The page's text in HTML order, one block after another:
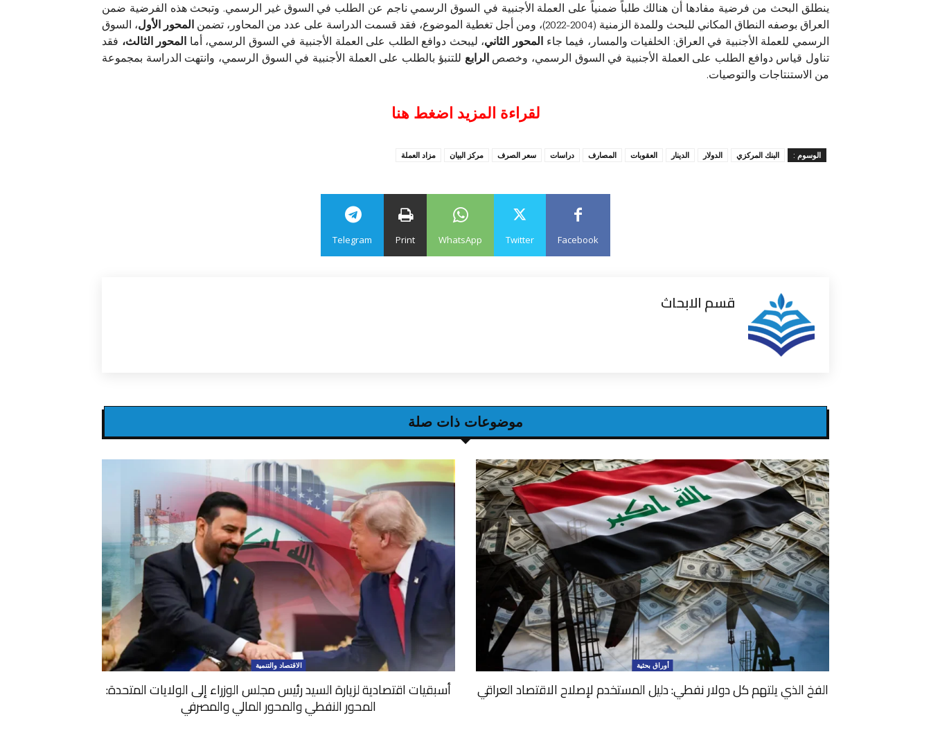
ينطلق البحث من فرضية مفادها أن هنالك طلباً ضمنياً على العملة الأجنبية في السوق الرسمي ناجم عن الطلب في السوق غير الرسمي. وتبحث هذه الفرضية ضمن
العراق بوصفه النطاق المكاني للبحث وللمدة الزمنية (2004-2022)، ومن أجل تغطية الموضوع، فقد قسمت الدراسة على عدد من المحاور، تضمن
المحورالأول، السوق
الرسمي للعملة الأجنبية في العراق: الخلفيات والمسار، فيما جاءالمحور الثاني، ليبحث دوافع الطلب على العملة الأجنبية في السوق الرسمي، أما المحورالثالث، فقد
تناول قياس دوافع الطلب على العملة الأجنبية في السوق الرسمي، وخصصالرابع للتنبؤ بالطلب على العملة الأجنبية في السوق الرسمي، وانتهت الدراسة بمجموعة
من الاستنتاجات والتوصيات.
لقراءة المزيد اضغط هنا
الوسوم : البنك المركزي الدولار الدينار العقوبات المصارف دراسات سعر الصرف مركز البيان مزاد العملة
Facebook
Twitter
WhatsApp
Print
Telegram
قسم الابحاث
موضوعات ذات صلة
أوراق بحثية
الفخ الذي يلتهم كل دولار نفطي: دليل المستخدم لإصلاح الاقتصاد العراقي
الاقتصاد والتنمية
أسبقيات اقتصادية لزيارة السيد رئيس مجلس الوزراء إلى الولايات المتحدة:
المحور النفطي والمحور المالي والمصرفي